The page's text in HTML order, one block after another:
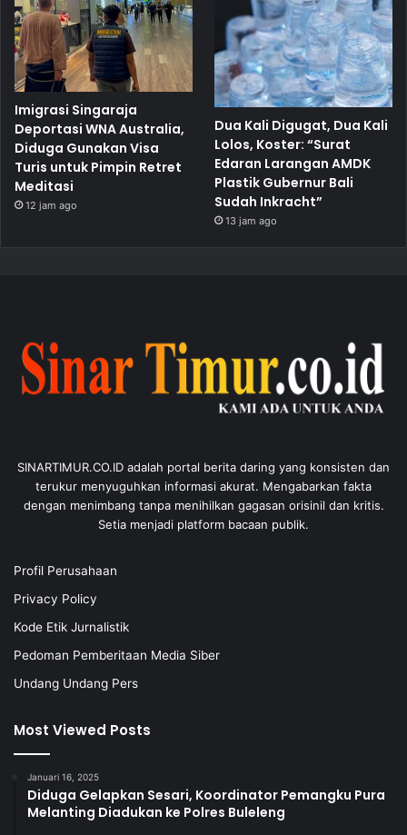
Imigrasi Singaraja
Deportasi WNA Australia,
Diduga Gunakan Visa
Turis untuk Pimpin Retret
Meditasi
12 jam ago
Dua Kali Digugat, Dua Kali
Lolos, Koster: “Surat
Edaran Larangan AMDK
Plastik Gubernur Bali
Sudah Inkracht”
13 jam ago
SINARTIMUR.CO.ID adalah portal berita daring yang konsisten dan
terukur menyuguhkan informasi akurat. Mengabarkan fakta
dengan menimbang tanpa menihilkan gagasan orisinil dan kritis.
Setia menjadi platform bacaan publik.
Profil Perusahaan
Privacy Policy
Kode Etik Jurnalistik
Pedoman Pemberitaan Media Siber
Undang Undang Pers
Most Viewed Posts
Januari 16, 2025
Diduga Gelapkan Sesari, Koordinator Pemangku Pura
Melanting Diadukan ke Polres Buleleng